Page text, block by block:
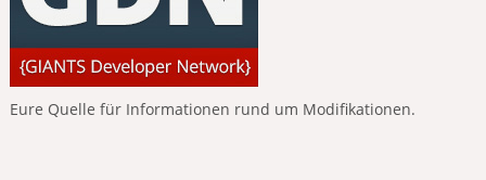
Eure Quelle für Informationen rund um Modifikationen.